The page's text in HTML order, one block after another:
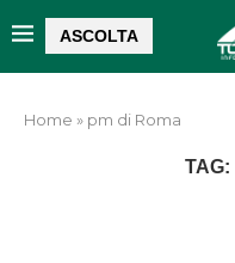
ASCOLTA
Home » pm di Roma
TAG: